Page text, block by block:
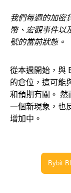
我們每週的加密
幣、宏觀事件以
號的當前狀態。
從本週開始，與
的倉位，這可能
和預期有關。 然
一個新現象，也
增加中。
Bybit